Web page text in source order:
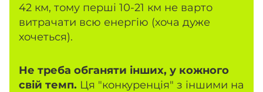
42 км, тому перші 10-21 км не варто
витрачати всю енергію (хоча дуже
хочеться).
Не треба обганяти інших, у кожного
свій темп. Ця "конкуренція" з іншими на